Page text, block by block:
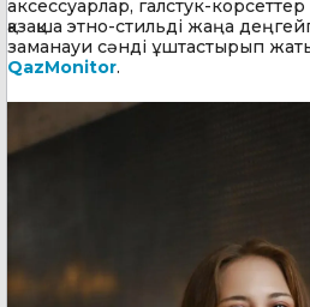
аксессуарлар, галстук-
қазақша этно-стильді жаңа
заманауи сәнді ұштастырып
QazMonitor.